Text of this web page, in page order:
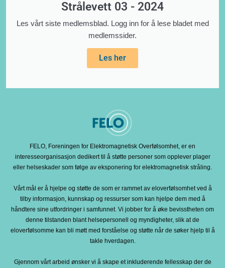
Strålevett 03 - 2024
Les vårt siste medlemsblad. Logg inn for å lese bladet med
medlemssider.
Les her
FELO, Foreningen for Elektromagnetisk Overfølsomhet, er en
interesseorganisasjon dedikert til å støtte personer som opplever plager
eller helseskader som følge av eksponering for elektromagnetisk stråling.
Vårt mål er å hjelpe og støtte de som er rammet av eloverfølsomhet ved å
tilby informasjon, kunnskap og ressurser som kan hjelpe dem med å
håndtere sine utfordringer i samfunnet. Vi jobber for å øke bevisstheten om
denne tilstanden blant helsepersonell og myndigheter, slik at de
eloverfølsomme kan bli møtt med forståelse og støtte når de søker hjelp til å
takle hverdagen.
Gjennom vårt arbeid ønsker vi å skape et inkluderende fellesskap der de